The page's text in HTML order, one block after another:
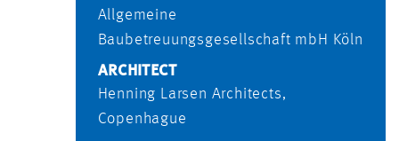
Allgemeine
Baubetreuungs­gesellschaft mbH Köln
ARCHITECT
Henning Larsen Architects,
Copenhague